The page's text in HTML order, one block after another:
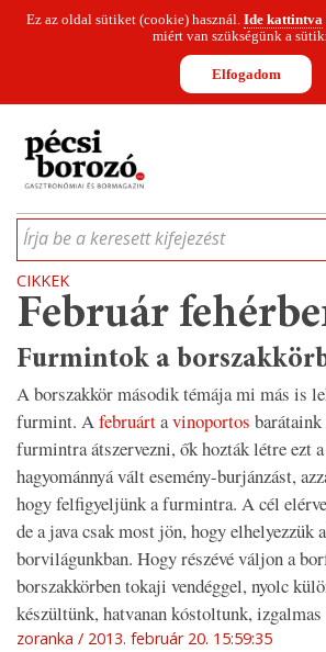
Ez az oldal sütiket (cookie) használ. Ide kattintva
miért van szükségünk a
Elfogadom
CIKKEKHÍREKINFOGRAFIKÁK
Írja be a keresett kifejezést
CIKKEK
Február
Furmintok a
A borszakkör második témája mi más is
furmint. Afebruártavinoportos barátaink
furmintra átszervezni, ők hozták létre ezt
hagyománnyá vált esemény-burjánzást,
hogy felfigyeljünk a furmintra. A cél
de a java csak most jön, hogy elhelyezzük
borvilágunkban. Hogy részévé váljon a
borszakkörben tokaji vendéggel, nyolc
készültünk, hatvanan kóstoltunk,
zoranka 2013. február 20. 15:59:35